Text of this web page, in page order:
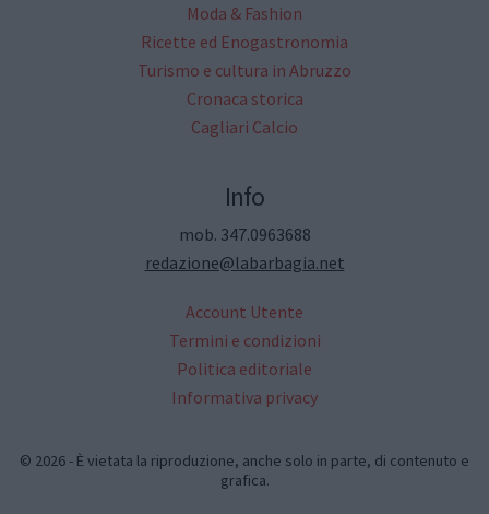
Moda & Fashion
Ricette ed Enogastronomia
Turismo e cultura in Abruzzo
Cronaca storica
Cagliari Calcio
Info
mob. 347.0963688
redazione@labarbagia.net
Account Utente
Termini e condizioni
Politica editoriale
Informativa privacy
© 2026 - È vietata la riproduzione, anche solo in parte, di contenuto e
grafica.